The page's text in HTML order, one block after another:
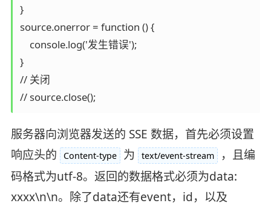
}
source.onerror = function () {
console.log('发生错误');
}
// 关闭
// source.close();
服务器向浏览器发送的 SSE 数据，首先必须设置
响应头的
Content-type 为 text/event-stream
，且编
码格式为utf-8。返回的数据格式必须为data:
xxxx\n\n。除了data还有event，id，以及